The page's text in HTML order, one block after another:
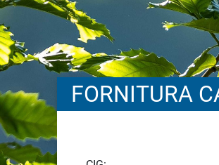
FORNITURA